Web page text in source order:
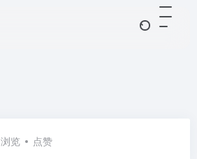
浏览 点赞